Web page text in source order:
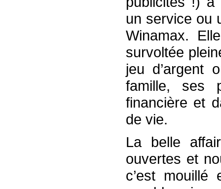
un service ou
Winamax.
survoltée
jeu d’argent
famille, ses
financière et
de vie.
La belle
ouvertes et
c’est mouillé